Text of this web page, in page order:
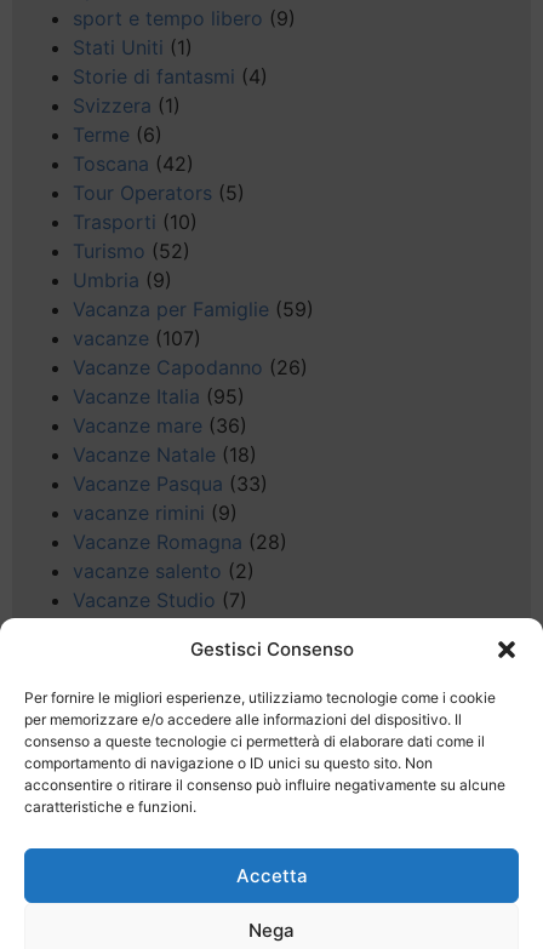
Gestisci Consenso
Per fornire le migliori esperienze, utilizziamo tecnologie come i cookie
per memorizzare e/o accedere alle informazioni del dispositivo. Il
consenso a queste tecnologie ci permetterà di elaborare dati come il
comportamento di navigazione o ID unici su questo sito. Non
acconsentire o ritirare il consenso può influire negativamente su alcune
caratteristiche e funzioni.
Accetta
Nega
sport e tempo libero (9)
Stati Uniti (1)
Storie di fantasmi (4)
Svizzera (1)
Terme (6)
Toscana (42)
Tour Operators (5)
Trasporti (10)
Turismo (52)
Umbria (9)
Vacanza per Famiglie (59)
vacanze (107)
Vacanze Capodanno (26)
Vacanze Italia (95)
Vacanze mare (36)
Vacanze Natale (18)
Vacanze Pasqua (33)
vacanze rimini (9)
Vacanze Romagna (28)
vacanze salento (2)
Vacanze Studio (7)
(5)
Veneto (25)
Voli low cost(4)
Web(9)
week end(45)
Wellness(11)
Regolamento